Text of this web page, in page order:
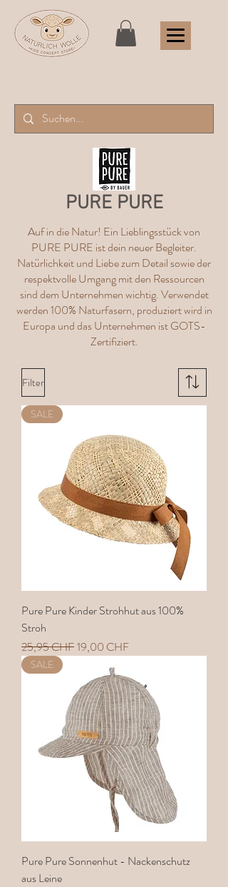
PURE PURE
Auf in die Natur! Ein Lieblingsstück von
PURE PURE ist dein neuer Begleiter.
Natürlichkeit und Liebe zum Detail sowie der
respektvolle Umgang mit den Ressourcen
sind dem Unternehmen wichtig. Verwendet
werden 100% Naturfasern, produziert wird in
Europa und das Unternehmen ist GOTS-
Zertifiziert.
Filter
SALE
Pure Pure Kinder Strohhut aus 100%
Stroh
Standardpreis
25,95 CHFSale-Preis
19,00 CHF
SALE
Pure Pure Sonnenhut - Nackenschutz
aus Leine